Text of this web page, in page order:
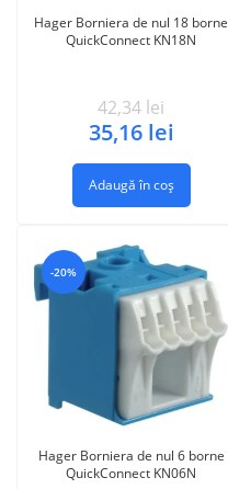
Hager Borniera de nul 18 borne
QuickConnect KN18N
42,34 lei
35,16 lei
Adaugă în coș
-20%
Hager Borniera de nul 6 borne
QuickConnect KN06N